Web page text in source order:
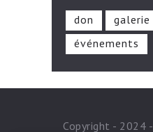
don galerie
événements
Copyright - 2024 -